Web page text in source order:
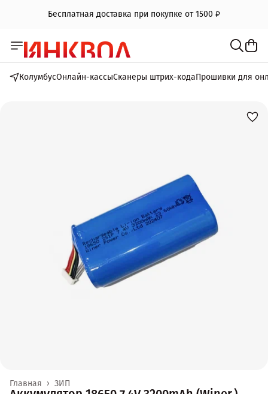
Бесплатная доставка при покупке от 1500 ₽
КолумбусОнлайн-кассыСканеры штрих-кодаПрошивки для
ЗИП
Главная ›